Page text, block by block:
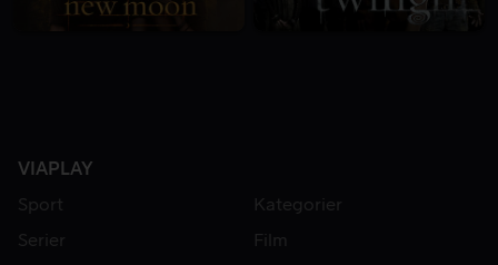
VIAPLAY
Sport
Kategorier
Serier
Film